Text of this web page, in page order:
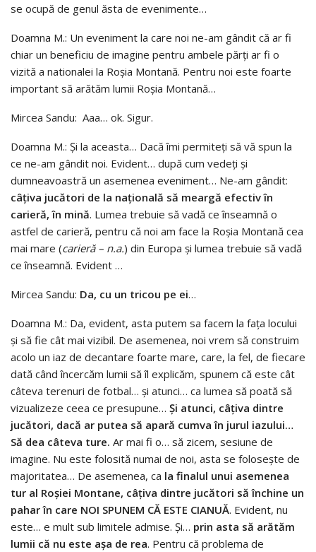
se ocupă de genul ăsta de evenimente…
Doamna M.: Un eveniment la care noi ne-am gândit că ar fi
chiar un beneficiu de imagine pentru ambele părți ar fi o
vizită a nationalei la Roșia Montană. Pentru noi este foarte
important să arătăm lumii Roșia Montană…
Mircea Sandu: Aaa… ok. Sigur.
Doamna M.: Și la aceasta… Dacă îmi permiteți să vă spun la
ce ne-am gândit noi. Evident… după cum vedeți și
dumneavoastră un asemenea eveniment… Ne-am gândit:
câțiva jucători de la națională să meargă efectiv în
carieră, în mină. Lumea trebuie să vadă ce înseamnă o
astfel de carieră, pentru că noi am face la Roșia Montană cea
mai mare (carieră – n.a.) din Europa și lumea trebuie să vadă
ce înseamnă. Evident …
Mircea Sandu: Da, cu un tricou pe ei…
Doamna M.: Da, evident, asta putem sa facem la fața locului
și să fie cât mai vizibil. De asemenea, noi vrem să construim
acolo un iaz de decantare foarte mare, care, la fel, de fiecare
dată când încercăm lumii să îl explicăm, spunem că este cât
câteva terenuri de fotbal… și atunci… ca lumea să poată să
vizualizeze ceea ce presupune… Și atunci, câțiva dintre
jucători, dacă ar putea să apară cumva în jurul iazului…
Să dea câteva ture. Ar mai fi o… să zicem, sesiune de
imagine. Nu este folosită numai de noi, asta se folosește de
majoritatea… De asemenea, ca la finalul unui asemenea
tur al Roșiei Montane, câțiva dintre jucători să închine un
pahar în care NOI SPUNEM CĂ ESTE CIANUĂ. Evident, nu
este… e mult sub limitele admise. Și… prin asta să arătăm
lumii că nu este așa de rea. Pentru că problema de